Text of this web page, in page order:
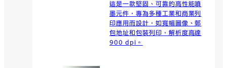
這是一款堅固、可靠的高性能噴
墨元件，專為多種工業和商業列
印應用而設計，如寬幅圖像、郵
包地址和包裝列印，解析度高達
900 dpi。